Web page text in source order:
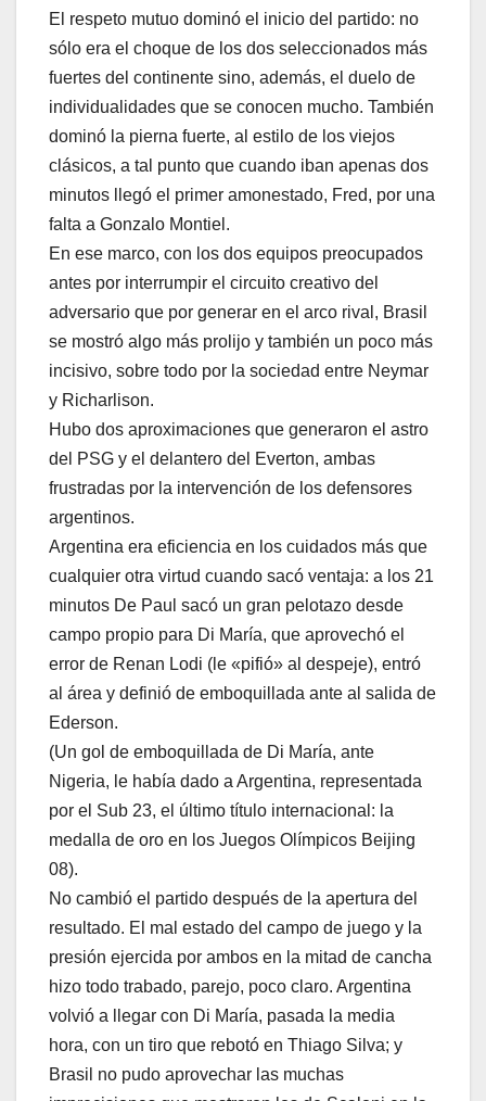
El respeto mutuo dominó el inicio del partido: no
sólo era el choque de los dos seleccionados más
fuertes del continente sino, además, el duelo de
individualidades que se conocen mucho. También
dominó la pierna fuerte, al estilo de los viejos
clásicos, a tal punto que cuando iban apenas dos
minutos llegó el primer amonestado, Fred, por una
falta a Gonzalo Montiel.
En ese marco, con los dos equipos preocupados
antes por interrumpir el circuito creativo del
adversario que por generar en el arco rival, Brasil
se mostró algo más prolijo y también un poco más
incisivo, sobre todo por la sociedad entre Neymar
y Richarlison.
Hubo dos aproximaciones que generaron el astro
del PSG y el delantero del Everton, ambas
frustradas por la intervención de los defensores
argentinos.
Argentina era eficiencia en los cuidados más que
cualquier otra virtud cuando sacó ventaja: a los 21
minutos De Paul sacó un gran pelotazo desde
campo propio para Di María, que aprovechó el
error de Renan Lodi (le «pifió» al despeje), entró
al área y definió de emboquillada ante al salida de
Ederson.
(Un gol de emboquillada de Di María, ante
Nigeria, le había dado a Argentina, representada
por el Sub 23, el último título internacional: la
medalla de oro en los Juegos Olímpicos Beijing
08).
No cambió el partido después de la apertura del
resultado. El mal estado del campo de juego y la
presión ejercida por ambos en la mitad de cancha
hizo todo trabado, parejo, poco claro. Argentina
volvió a llegar con Di María, pasada la media
hora, con un tiro que rebotó en Thiago Silva; y
Brasil no pudo aprovechar las muchas